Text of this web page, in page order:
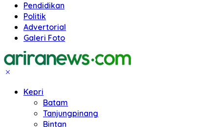
Pendidikan
Politik
Advertorial
Galeri Foto
Kepri
Batam
Tanjungpinang
Bintan